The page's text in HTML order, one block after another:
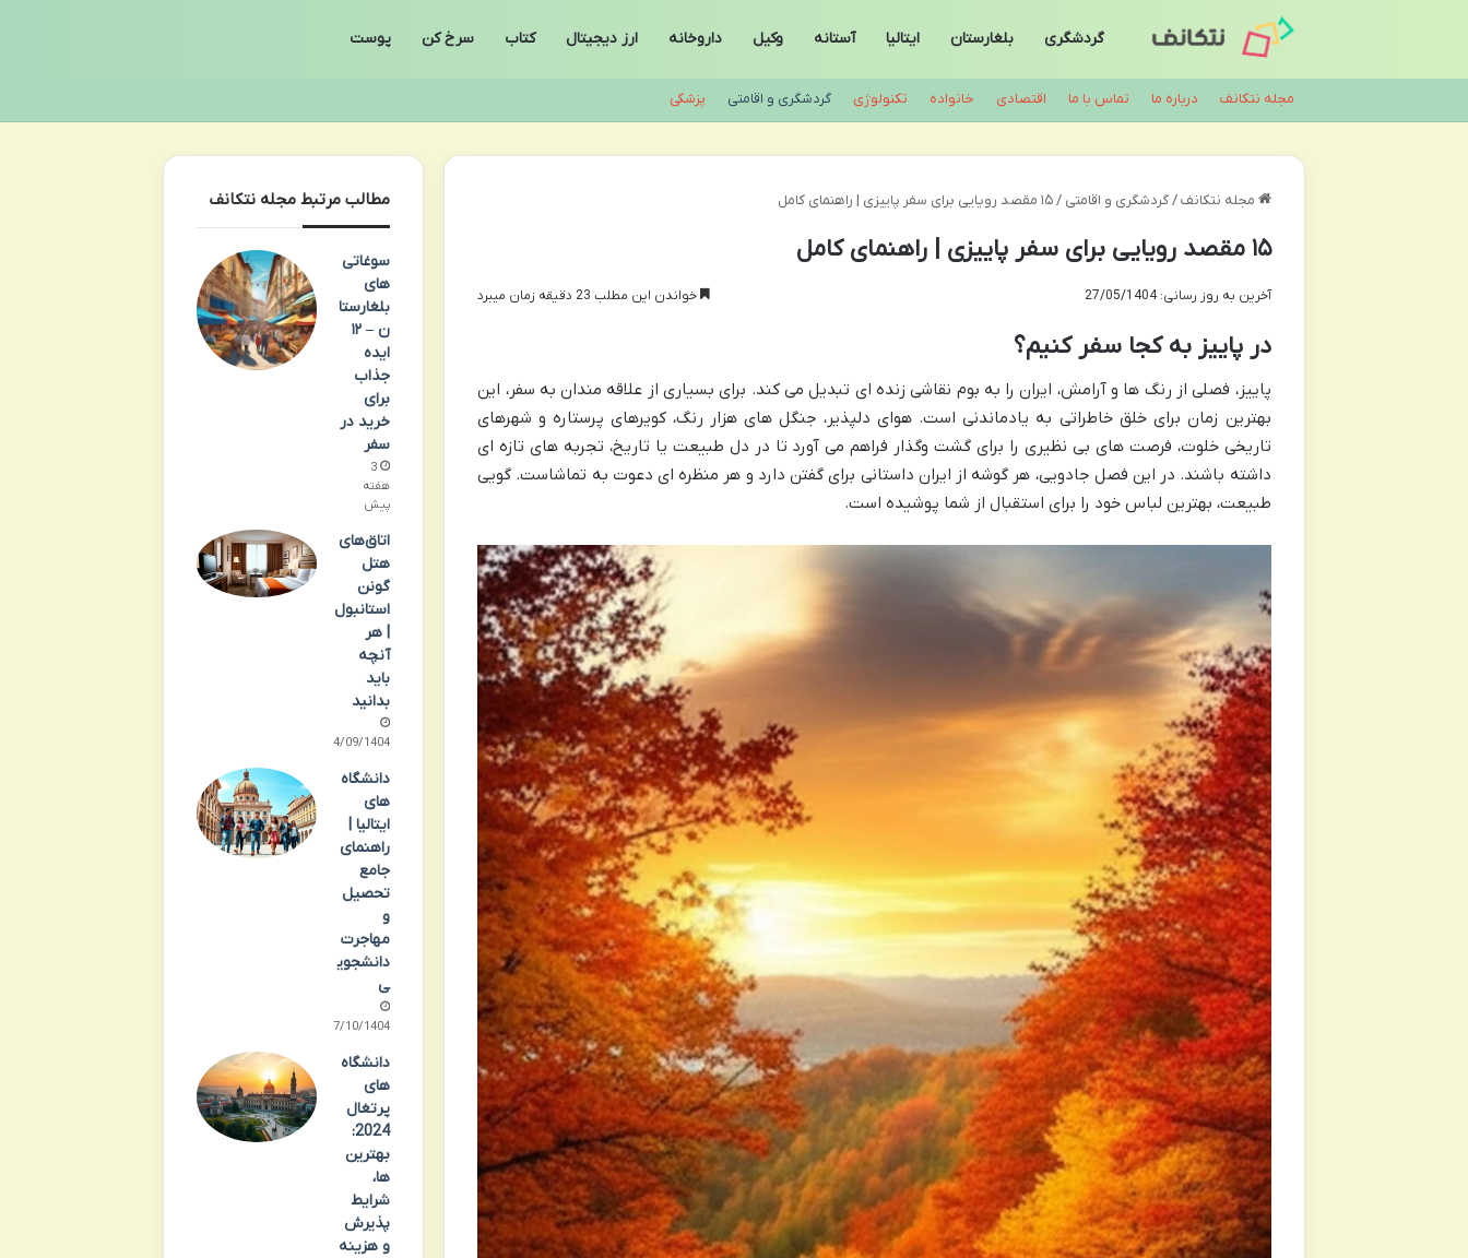
گردشگری بلغارستان ایتالیا آستانه وکیل داروخانه ارز دیجیتال کتاب سرخ کن پوست
مجله نتکانف درباره ما تماس با ما اقتصادی خانواده تکنولوژی گردشگری و اقامتی پزشکی
مجله نتکانف / گردشگری و اقامتی / ۱۵ مقصد رویایی برای سفر پاییزی | راهنمای کامل
۱۵ مقصد رویایی برای سفر پاییزی | راهنمای کامل
آخرین به روز رسانی: 27/05/1404 خواندن این مطلب 23 دقیقه زمان میبرد
در پاییز به کجا سفر کنیم؟
پاییز، فصلی از رنگ ها و آرامش، ایران را به بوم نقاشی زنده ای تبدیل می کند. برای بسیاری از علاقه مندان به سفر، این
بهترین زمان برای خلق خاطراتی به یادماندنی است. هوای دلپذیر، جنگل های هزار رنگ، کویرهای پرستاره و شهرهای
تاریخی خلوت، فرصت های بی نظیری را برای گشت وگذار فراهم می آورد تا در دل طبیعت یا تاریخ، تجربه های تازه ای
داشته باشند. در این فصل جادویی، هر گوشه از ایران داستانی برای گفتن دارد و هر منظره ای دعوت به تماشاست. گویی
طبیعت، بهترین لباس خود را برای استقبال از شما پوشیده است.
مطالب مرتبط مجله نتکانف
سوغاتی
های
بلغارستا
ن – ۱۲
ایده
جذاب
برای
خرید در
سفر
3
هفته
پیش
اتاق‌های
هتل
گونن
استانبول
| هر
آنچه
باید
بدانید
24/09/1404
دانشگاه
های
ایتالیا |
راهنمای
جامع
تحصیل
و
مهاجرت
دانشجوی
ی
07/10/1404
دانشگاه
های
پرتغال
2024:
بهترین
ها،
شرایط
پذیرش
و هزینه